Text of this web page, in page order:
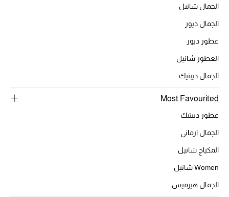
جميع الملابس النسائية
جميع الأحذية النسائية
جميع الحقائب النسائية
جميع الإكسسورات النسائية
تسوقوا للنساء
الجمال شانيل
الجمال ديور
عطور ديور
العطور شانيل
الجمال ديبتيك
Most Favourited
عطور ديبتيك
الجمال ارماني
المكياج شانيل
Women شانيل
الجمال هيرميس